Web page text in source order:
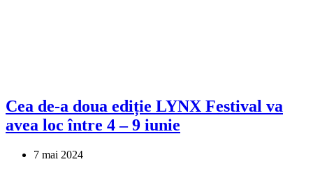
Cea de-a doua ediție LYNX Festival va
avea loc între 4 – 9 iunie
7 mai 2024